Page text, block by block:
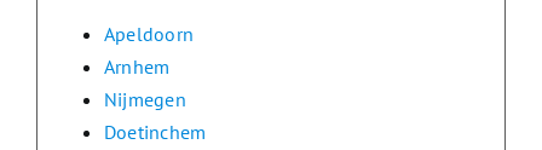
Apeldoorn
Arnhem
Nijmegen
Doetinchem